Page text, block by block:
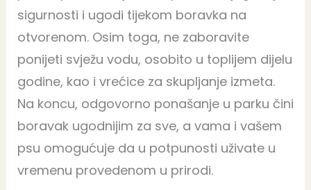
sigurnosti i ugodi tijekom boravka na
otvorenom. Osim toga, ne zaboravite
ponijeti svježu vodu, osobito u toplijem dijelu
godine, kao i vrećice za skupljanje izmeta.
Na koncu, odgovorno ponašanje u parku čini
boravak ugodnijim za sve, a vama i vašem
psu omogućuje da u potpunosti uživate u
vremenu provedenom u prirodi.